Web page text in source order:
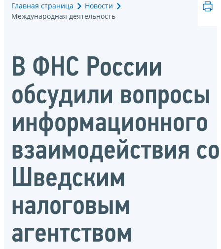
Главная страница
Новости
Международная деятельность
В ФНС России
обсудили вопросы
информационного
взаимодействия со
Шведским
налоговым
агентством